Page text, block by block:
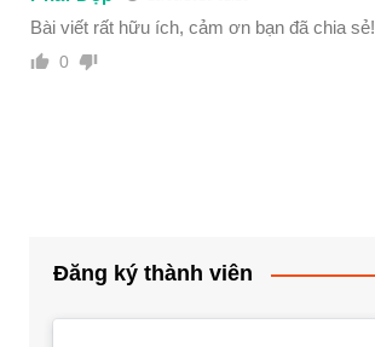
Bài viết rất hữu ích, cảm ơn bạn đã chia sẻ!
0
Đăng ký thành viên